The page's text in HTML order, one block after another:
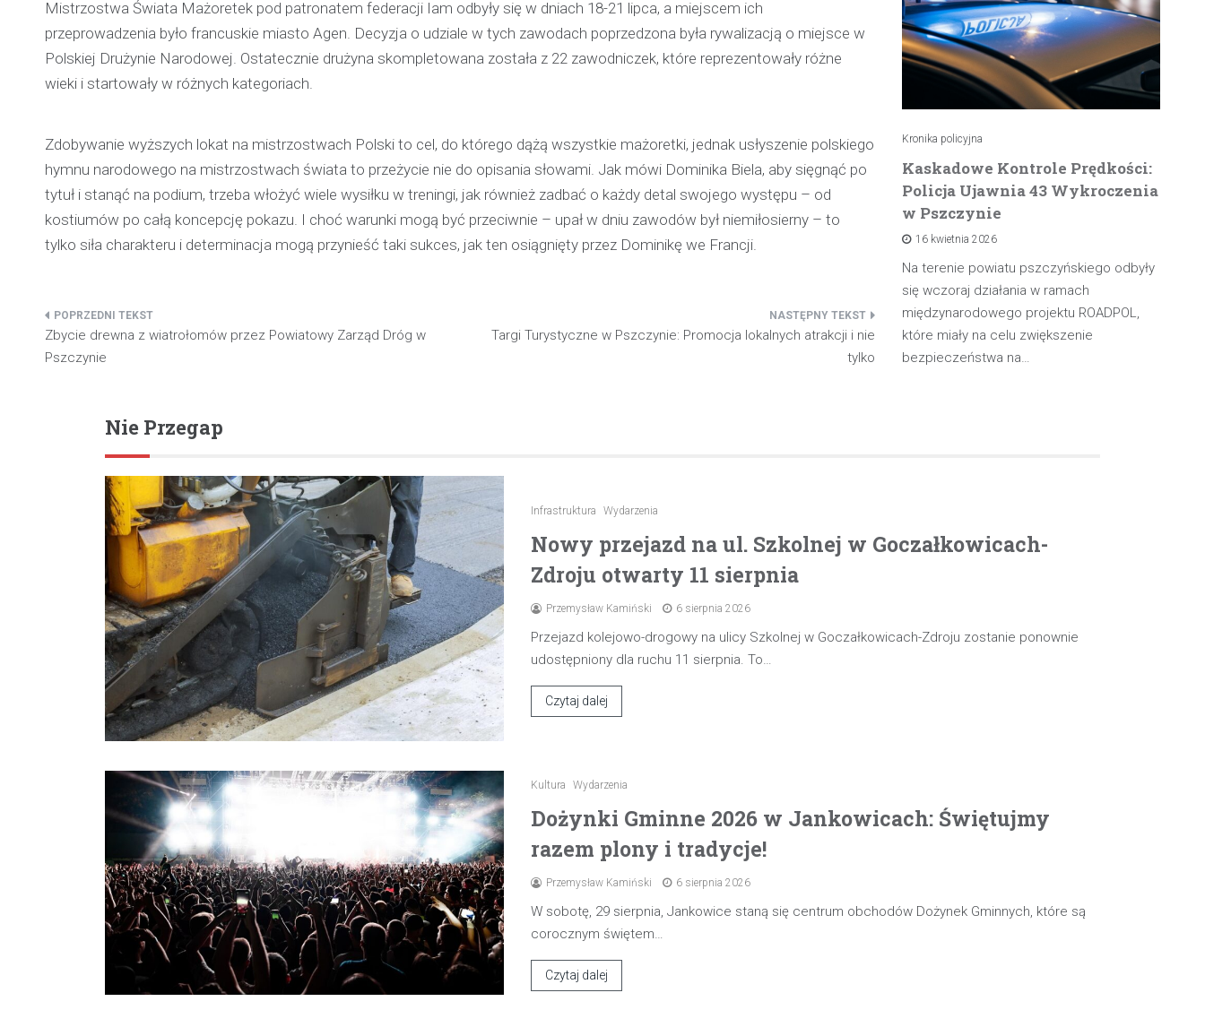
Mistrzostwa Świata Mażoretek pod patronatem federacji Iam odbyły się w dniach 18-21 lipca, a miejscem ich
przeprowadzenia było francuskie miasto Agen. Decyzja o udziale w tych zawodach poprzedzona była rywalizacją o miejsce w
Polskiej Drużynie Narodowej. Ostatecznie drużyna skompletowana została z 22 zawodniczek, które reprezentowały różne
wieki i startowały w różnych kategoriach.
Zdobywanie wyższych lokat na mistrzostwach Polski to cel, do którego dążą wszystkie mażoretki, jednak usłyszenie polskiego
hymnu narodowego na mistrzostwach świata to przeżycie nie do opisania słowami. Jak mówi Dominika Biela, aby sięgnąć po
tytuł i stanąć na podium, trzeba włożyć wiele wysiłku w treningi, jak również zadbać o każdy detal swojego występu – od
kostiumów po całą koncepcję pokazu. I choć warunki mogą być przeciwnie – upał w dniu zawodów był niemiłosierny – to
tylko siła charakteru i determinacja mogą przynieść taki sukces, jak ten osiągnięty przez Dominikę we Francji.
Nawigacja
wpisu
Zbycie drewna z wiatrołomów przez Powiatowy Zarząd Dróg w
Pszczynie
Targi Turystyczne w Pszczynie: Promocja lokalnych atrakcji i nie
tylko
Kronika policyjna
Policjant poza służbą zatrzymuje
pijanego kierowcę
31 marca 2026
W trakcie podróży drogą S1 prowadzącą
Kronika policyjna
Kaskadowe Kontrole Prędkości:
Policja Ujawnia 43 Wykroczenia
w Pszczynie
16 kwietnia 2026
Na terenie powiatu pszczyńskiego odbyły
się wczoraj działania w ramach
międzynarodowego projektu ROADPOL,
które miały na celu zwiększenie
bezpieczeństwa na…
Nie Przegap
Infrastruktura Wydarzenia
Nowy przejazd na ul. Szkolnej w Goczałkowicach-
Zdroju otwarty 11 sierpnia
Przemysław Kamiński 6 sierpnia 2026
Przejazd kolejowo-drogowy na ulicy Szkolnej w Goczałkowicach-Zdroju zostanie ponownie
udostępniony dla ruchu 11 sierpnia. To…
Czytaj dalej
Kultura Wydarzenia
Dożynki Gminne 2026 w Jankowicach: Świętujmy
razem plony i tradycje!
Przemysław Kamiński 6 sierpnia 2026
W sobotę, 29 sierpnia, Jankowice staną się centrum obchodów Dożynek Gminnych, które są
corocznym świętem…
Czytaj dalej